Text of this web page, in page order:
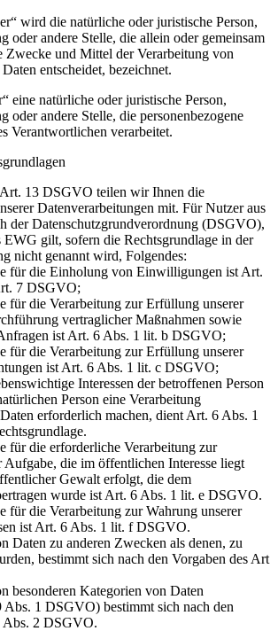
wird die natürliche oder juristische Person,
oder andere Stelle, die allein oder gemeinsam
Zwecke und Mittel der Verarbeitung von
entscheidet, bezeichnet.
eine natürliche oder juristische Person,
oder andere Stelle, die personenbezogene
Verantwortlichen verarbeitet.
13 DSGVO teilen wir Ihnen die
Datenverarbeitungen mit. Für Nutzer aus
der Datenschutzgrundverordnung (DSGVO),
EWG gilt, sofern die Rechtsgrundlage in der
nicht genannt wird, Folgendes:
für die Einholung von Einwilligungen ist Art.
7 DSGVO;
für die Verarbeitung zur Erfüllung unserer
vertraglicher Maßnahmen sowie
ist Art. 6 Abs. 1 lit. b DSGVO;
für die Verarbeitung zur Erfüllung unserer
ist Art. 6 Abs. 1 lit. c DSGVO;
Interessen der betroffenen Person
Person eine Verarbeitung
erforderlich machen, dient Art. 6 Abs. 1
für die erforderliche Verarbeitung zur
Aufgabe, die im öffentlichen Interesse liegt
Gewalt erfolgt, die dem
wurde ist Art. 6 Abs. 1 lit. e DSGVO.
für die Verarbeitung zur Wahrung unserer
ist Art. 6 Abs. 1 lit. f DSGVO.
Daten zu anderen Zwecken als denen, zu
bestimmt sich nach den Vorgaben des Art
besonderen Kategorien von Daten
Abs. 1 DSGVO) bestimmt sich nach den
Abs. 2 DSGVO.